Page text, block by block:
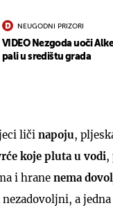
NEUGODNI PRIZORI
VIDEO Nezgoda uoči
pali u središtu grada
liči napoju,
koje pluta u vodi,
i hrane nema
a